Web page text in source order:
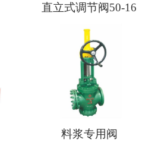
直立式调节阀50-16
料浆专用阀